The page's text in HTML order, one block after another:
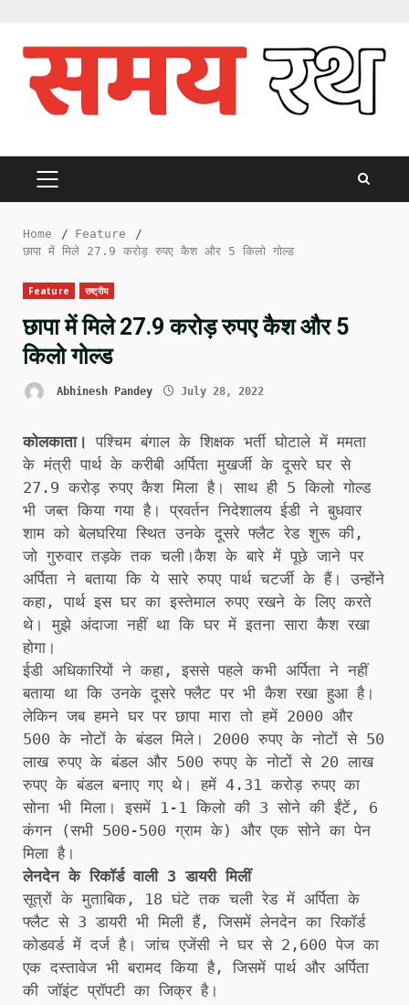
content
PRIMARY
Home
Feature
छापा में मिले 27.9 करोड़ रुपए कैश और 5 किलो गोल्ड
Feature राष्ट्रीय
छापा में मिले 27.9 करोड़ रुपए कैश और 5
किलो गोल्ड
Abhinesh Pandey July 28, 2022
कोलकाता। पश्चिम बंगाल के शिक्षक भर्ती घोटाले में ममता
के मंत्री पार्थ के करीबी अर्पिता मुखर्जी के दूसरे घर से
27.9 करोड़ रुपए कैश मिला है। साथ ही 5 किलो गोल्ड
भी जब्त किया गया है। प्रवर्तन निदेशालय ईडी ने बुधवार
शाम को बेलघरिया स्थित उनके दूसरे फ्लैट रेड शुरू की,
जो गुरुवार तड़के तक चली।कैश के बारे में पूछे जाने पर
अर्पिता ने बताया कि ये सारे रुपए पार्थ चटर्जी के हैं। उन्होंने
कहा, पार्थ इस घर का इस्तेमाल रुपए रखने के लिए करते
थे। मुझे अंदाजा नहीं था कि घर में इतना सारा कैश रखा
होगा।
ईडी अधिकारियों ने कहा, इससे पहले कभी अर्पिता ने नहीं
बताया था कि उनके दूसरे फ्लैट पर भी कैश रखा हुआ है।
लेकिन जब हमने घर पर छापा मारा तो हमें 2000 और
500 के नोटों के बंडल मिले। 2000 रुपए के नोटों से 50
लाख रुपए के बंडल और 500 रुपए के नोटों से 20 लाख
रुपए के बंडल बनाए गए थे। हमें 4.31 करोड़ रुपए का
सोना भी मिला। इसमें 1-1 किलो की 3 सोने की ईंटें, 6
कंगन (सभी 500-500 ग्राम के) और एक सोने का पेन
मिला है।
लेनदेन के रिकॉर्ड वाली 3 डायरी मिलीं
सूत्रों के मुताबिक, 18 घंटे तक चली रेड में अर्पिता के
फ्लैट से 3 डायरी भी मिली हैं, जिसमें लेनदेन का रिकॉर्ड
कोडवर्ड में दर्ज है। जांच एजेंसी ने घर से 2,600 पेज का
एक दस्तावेज भी बरामद किया है, जिसमें पार्थ और अर्पिता
की जॉइंट प्रॉपटी का जिक्र है।